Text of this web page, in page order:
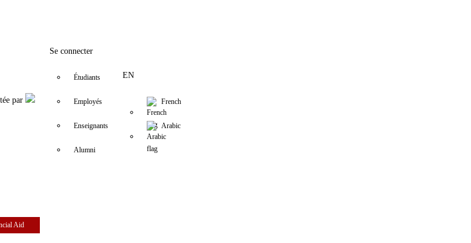
par
Se connecter
Étudiants
Employés
Enseignants
Alumni
EN
French
Arabic
Aid